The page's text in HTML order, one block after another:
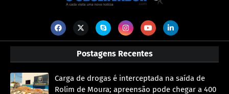
Postagens Recentes
Carga de drogas é interceptada na saída de
Rolim de Moura; apreensão pode chegar a 400